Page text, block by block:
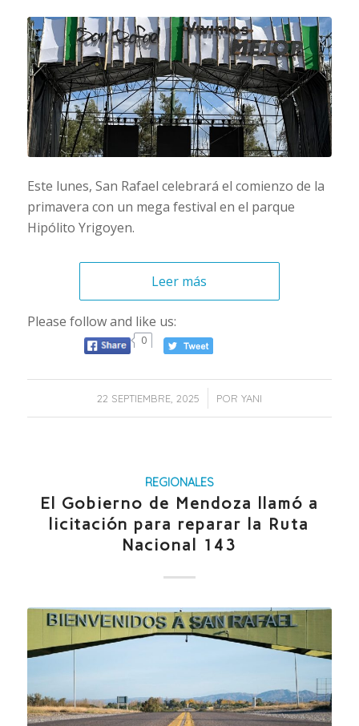
Este lunes, San Rafael celebrará el comienzo de la
primavera con un mega festival en el parque
Hipólito Yrigoyen.
Leer más
Please follow and like us:
0
22 SEPTIEMBRE, 2025
/ POR YANI
REGIONALES
El Gobierno de Mendoza llamó a
licitación para reparar la Ruta
Nacional 143